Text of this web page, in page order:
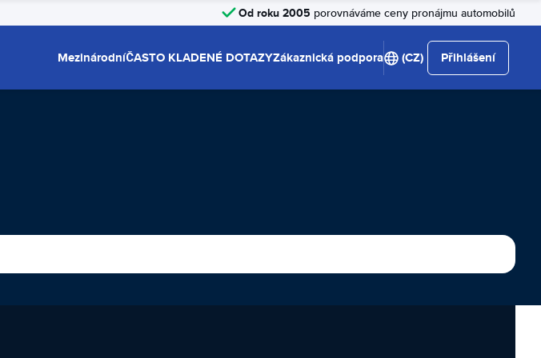
Od roku 2005 porovnáváme ceny pronájmu automobilů
MezinárodníČASTO KLADENÉ DOTAZYZákaznická podpora (CZ) Přihlášení